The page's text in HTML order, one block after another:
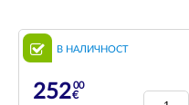
В НАЛИЧНОСТ
25200
€